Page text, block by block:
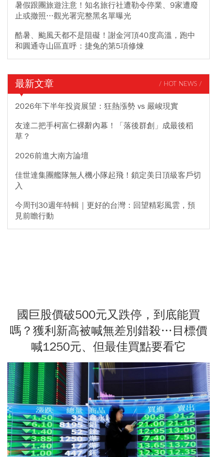
暑假跟團旅遊注意！知名旅行社遭勒令停業、9家遭廢
止或撤照…觀光署完整黑名單曝光
酷暑、颱風天都不是阻礙！謝金河頂40度高溫，跑中
和圓通寺山區直呼：捷兔的第5項修煉
最新文章 / HOT NEWS /
2026年下半年投資展望：狂熱漲勢 vs 嚴峻現實
友達二把手柯富仁裸辭內幕！「落後群創」成最後稻
草？
2026前進大南方論壇
佳世達集團艦隊無人機小隊起飛！鎖定美日頂級客戶切
入
今周刊30週年特輯｜更好的台灣：回望精彩風雲，預
見前瞻行動
國巨股價破500元又跌停，到底能買
嗎？獲利新高被喊無差別錯殺…目標價
喊1250元、但最佳買點要看它